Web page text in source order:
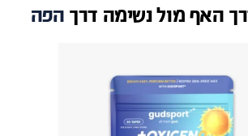
האףמולנשימה דרך הפה